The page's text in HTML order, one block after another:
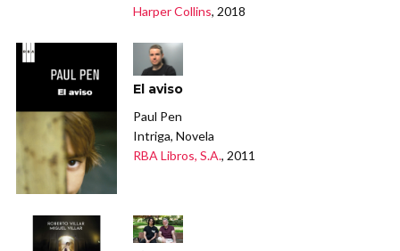
Harper Collins, 2018
El aviso
Paul Pen
Intriga, Novela
RBA Libros, S.A., 2011